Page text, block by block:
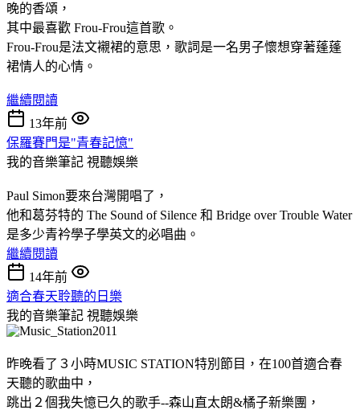
晚的香頌，
其中最喜歡 Frou-Frou這首歌。
Frou-Frou是法文襯裙的意思，歌詞是一名男子懷想穿著蓬蓬
裙情人的心情。
繼續閱讀
13年前
保羅賽門是"青春記憶"
我的音樂筆記 視聽娛樂
Paul Simon要來台灣開唱了，
他和葛芬特的 The Sound of Silence 和 Bridge over Trouble Water
是多少青衿學子學英文的必唱曲。
繼續閱讀
14年前
適合春天聆聽的日樂
我的音樂筆記 視聽娛樂
昨晚看了３小時MUSIC STATION特別節目，在100首適合春
天聽的歌曲中，
跳出２個我失憶已久的歌手--森山直太朗&橘子新樂團，